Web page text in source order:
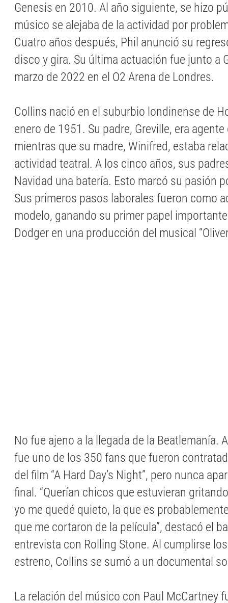
Genesis en 2010. Al año siguiente, se hizo
músico se alejaba de la actividad por
Cuatro años después, Phil anunció su
disco y gira. Su última actuación fue junto a
marzo de 2022 en el O2 Arena de Londres.
Collins nació en el suburbio londinense de
enero de 1951. Su padre, Greville, era
mientras que su madre, Winifred, estaba
actividad teatral. A los cinco años, sus
Navidad una batería. Esto marcó su pasión
Sus primeros pasos laborales fueron como
modelo, ganando su primer papel
Dodger en una producción del musical
No fue ajeno a la llegada de la Beatlemanía.
fue uno de los 350 fans que fueron
del film “A Hard Day’s Night”, pero nunca
final. “Querían chicos que estuvieran
yo me quedé quieto, la que es
que me cortaron de la película”, destacó el
entrevista con Rolling Stone. Al cumplirse
estreno, Collins se sumó a un documental
La relación del músico con Paul McCartney